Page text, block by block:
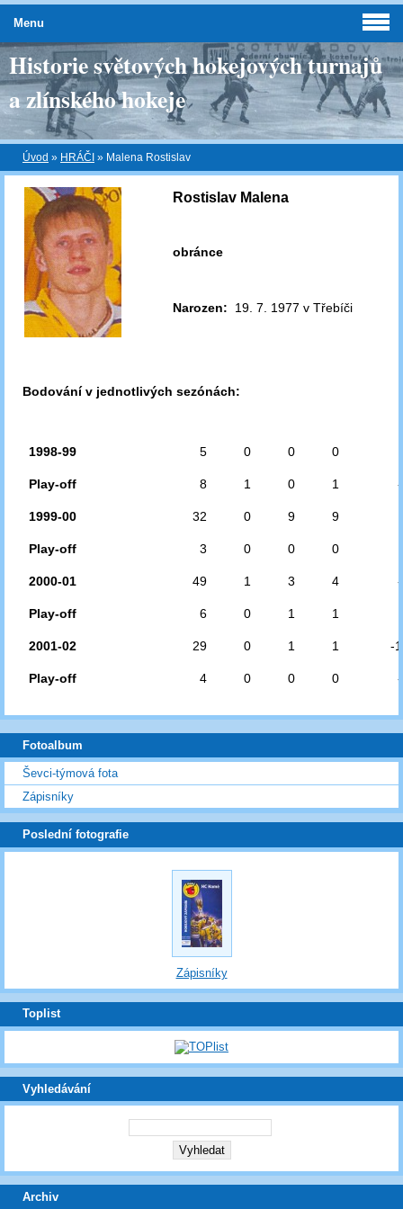
Historie světových hokejových turnajů
a zlínského hokeje
Úvod » HRÁČI » Malena Rostislav
Rostislav Malena
obránce
Narozen: 19. 7. 1977 v Třebíči
Bodování v jednotlivých sezónách:
1998-99 5 0 0 0
Play-off 8 1 0 1
1999-00 32 0 9 9
Play-off 3 0 0 0
2000-01 49 1 3 4
Play-off 6 0 1 1
2001-02 29 0 1 1 -
Play-off 4 0 0 0
Menu
Fotoalbum
Ševci-týmová fota
Zápisníky
Poslední fotografie
Zápisníky
Toplist
Vyhledávání
Archiv